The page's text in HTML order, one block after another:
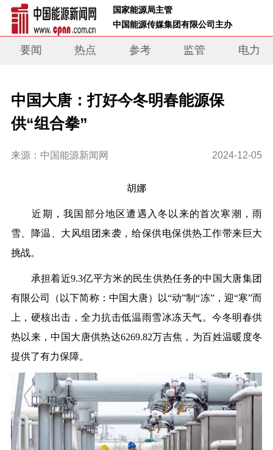
国家能源局主管
中国能源传媒集团有限公司主办
要闻 热点 参考 监管 电力
中国大唐：打好今冬明春能源保
供“组合拳”
来源：中国能源新闻网 2024-12-05
胡娜
近期 ，我国部分地区遭遇 入冬以来的首次寒潮 ，雨
雪、降温、大风组团来袭，给保供电保供热工作带来巨大
挑战。
承担着近9.3亿平方米的民生供热任务的中国大唐集团
有限公司
（以下简称：中国大唐）以“动”制“冻”，迎“寒”而
上， 硬核出击，全力抗击低温雨雪冰冻天气。今冬明春供
热以来，中国大唐供热达6269.82万吉焦，为百姓温暖度冬
提供了有力保障。